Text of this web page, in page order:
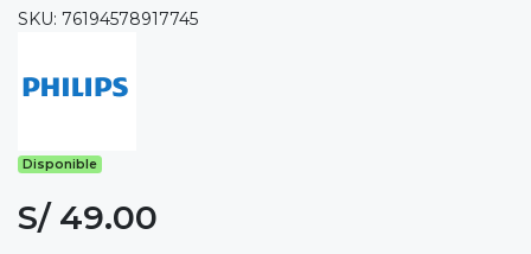
SKU: 76194578917745
Disponible
S/ 49.00